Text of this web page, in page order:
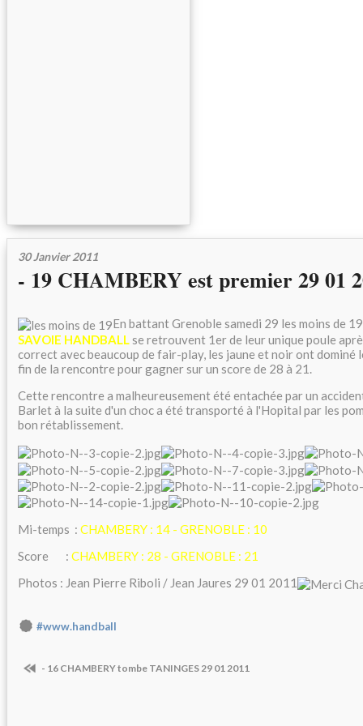
30 Janvier 2011
- 19 CHAMBERY est premier 29 01
En battant Grenoble samedi 29 les moins de
SAVOIE HANDBALLse retrouvent 1er de leur unique poule
correct avec beaucoup de fair-play, les jaune et noir ont dominé
fin de la rencontre pour gagner sur un score de 28 à 21.
Cette rencontre a malheureusement été entachée par un
Barlet à la suite d'un choc a été transporté à l'Hopital par les
bon rétablissement.
Mi-temps : CHAMBERY : 14 - GRENOBLE : 10
Score : CHAMBERY : 28 - GRENOBLE : 21
Photos : Jean Pierre Riboli / Jean Jaures 29 01 2011
#www.handball
- 16 CHAMBERY tombe TANINGES 29 01 2011